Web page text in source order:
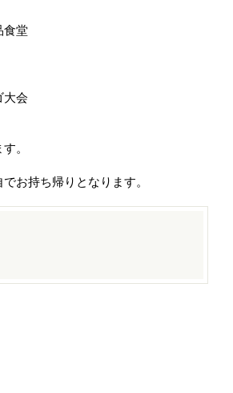
堂
会
。
持ち帰りとなります。